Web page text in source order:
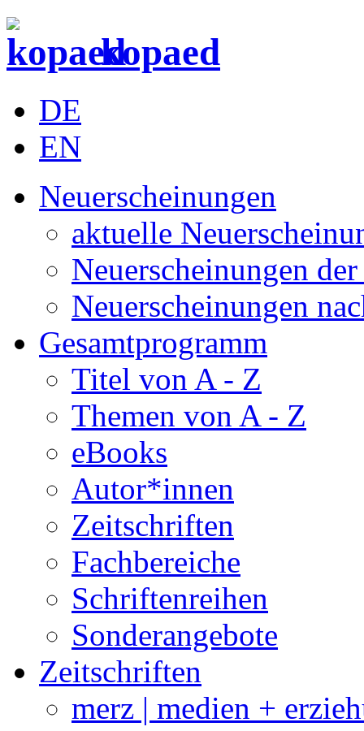
kopaed
DE
EN
Neuerscheinungen
aktuelle
Neuerscheinungen
Neuerscheinungen
Gesamtprogramm
Titel von A - Z
Themen von A - Z
eBooks
Autor*innen
Zeitschriften
Fachbereiche
Schriftenreihen
Sonderangebote
Zeitschriften
merz | medien +